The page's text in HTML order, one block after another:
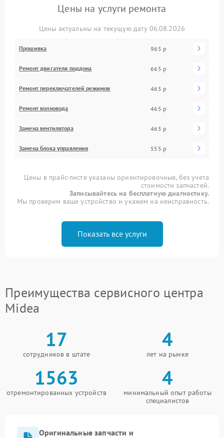
Цены на услуги ремонта
Цены актуальны на текущую дату 06.08.2026
Прошивка 965 р
Ремонт двигателя поддона 665 р
Ремонт переключателей режимов 465 р
Ремонт волновода 465 р
Замена вентилятора 465 р
Замена блока управления 555 р
Цены в прайс-листе указаны ориентировочные, без учета
стоимости запчастей.
Записывайтесь на бесплатную диагностику.
Мы проверим ваше устройство и укажем на неисправность.
Показать все услуги
Преимущества сервисного центра
Midea
17
сотрудников в штате
4
лет на рынке
1563
отремонтированных устройств
4
минимальный опыт работы
специалистов
Оригинальные запчасти и